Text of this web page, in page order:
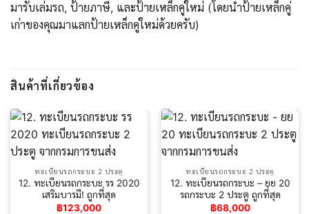
มารับเล่มรถ, ป้ายภาษี, และป้ายเหล็กคู่ใหม่ (โดยนำป้ายเหล็กคู่
เก่าของคุณมาแลกป้ายเหล็กคู่ใหม่ด้วยครับ)
สินค้าที่เกี่ยวข้อง
ทะเบียนรถกระบะ 2 ประตู
12. ทะเบียนรถกระบะ รร 2020
เสริมบารมี! ถูกที่สุด
฿123,000
ทะเบียนรถกระบะ 2 ประตู
12. ทะเบียนรถกระบะ – ยย 20
รถกระบะ 2 ประตู ถูกที่สุด
฿68,000